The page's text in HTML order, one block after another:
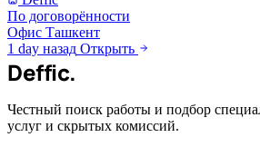
По договорённости
Офис Ташкент
1 day назад Открыть
Deffic.
Честный поиск работы и подбор
услуг и скрытых комиссий.